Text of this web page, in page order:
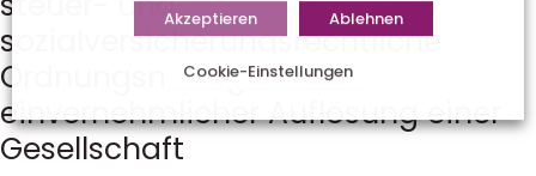
sozialversicherungsrechtliche
Ordnungsmäßigkeit bei
einvernehmlicher Auflösung einer
Gesellschaft
Akzeptieren Ablehnen
Cookie-Einstellungen